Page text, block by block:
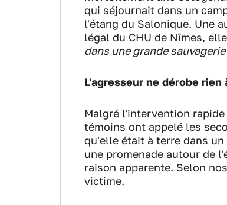
qui séjournait dans un
l'étang du Salonique. Une
légal du CHU de Nîmes,
dans une grande
L'agresseur ne dérobe rien
Malgré l'intervention
témoins ont appelé les
qu'elle était à terre dans
une promenade autour de
raison apparente. Selon
victime.